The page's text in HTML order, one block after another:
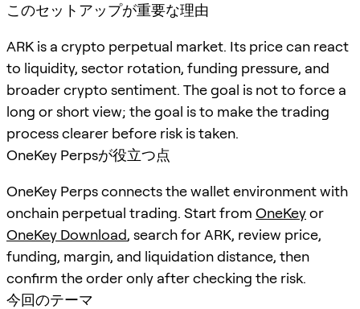
このセットアップが重要な理由
ARK is a crypto perpetual market. Its price can react
to liquidity, sector rotation, funding pressure, and
broader crypto sentiment. The goal is not to force a
long or short view; the goal is to make the trading
process clearer before risk is taken.
OneKey Perpsが役立つ点
OneKey Perps connects the wallet environment with
onchain perpetual trading. Start from OneKeyor
OneKey Download, search for ARK, review price,
funding, margin, and liquidation distance, then
confirm the order only after checking the risk.
今回のテーマ